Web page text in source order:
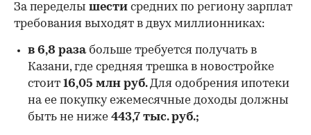
За переделы шести средних по региону зарплат
требования выходят в двух миллионниках:
в 6,8 разабольше требуется получать в
Казани, где средняя трешка в новостройке
стоит 16,05 млн руб.Для одобрения ипотеки
на ее покупку ежемесячные доходы должны
быть не ниже 443,7 тыс. руб.;